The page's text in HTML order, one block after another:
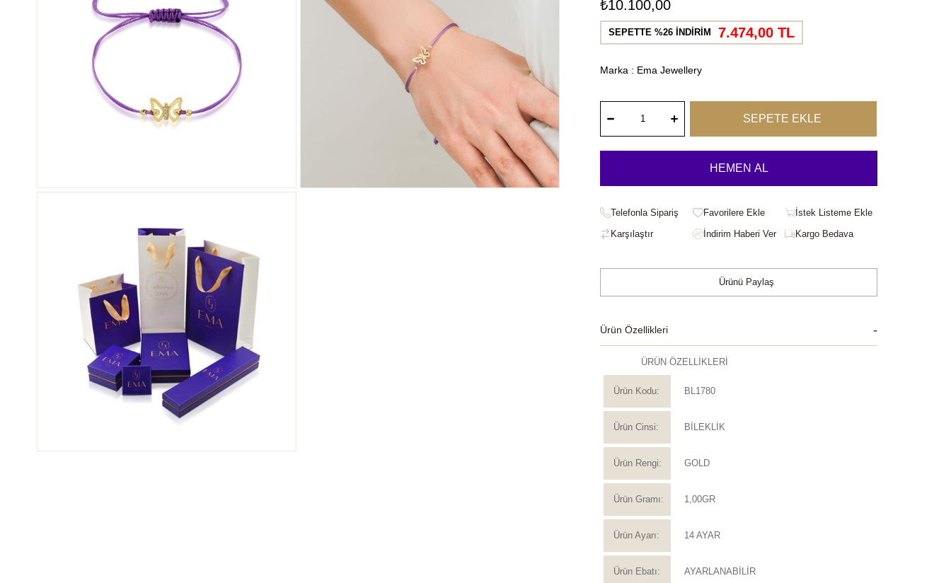
₺10.100,00
SEPETTE %26 İNDİRİM 7.474,00 TL
Marka : Ema Jewellery
Telefonla Sipariş Favorilere Ekle
İstek Listeme Ekle
Karşılaştır
Kargo Bedava
Ürünü Paylaş
Ürün Özellikleri
ÜRÜN ÖZELLİKLERİ
Ürün Kodu: BL1780
Ürün Cinsi: BİLEKLİK
Ürün Rengi: GOLD
Ürün Gramı: 1,00GR
Ürün Ayarı: 14 AYAR
Ürün Ebatı: AYARLANABİLİR